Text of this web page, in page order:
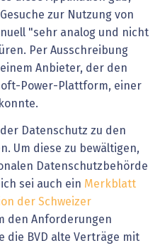
zur Nutzung von
"sehr analog und nicht
Per Ausschreibung
Anbieter, der den
Power-Plattform, einer
Datenschutz zu den
Um diese zu bewältigen,
Datenschutzbehörde
sei auch ein Merkblatt
der Schweizer
den Anforderungen
die BVD alte Verträge mit